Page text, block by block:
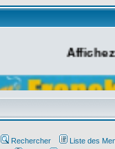
Rechercher
Liste des